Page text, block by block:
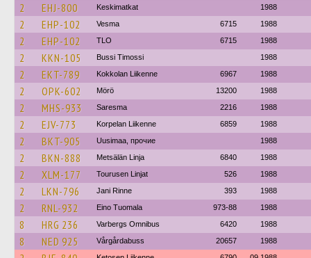
2 EHJ-800 Keskimatkat 1988
2 EHP-102 Vesma 6715 1988
2 EHP-102 TLO 6715 1988
2 KKN-105 Bussi Timossi 1988
2 EKT-789 Kokkolan Liikenne 6967 1988
2 OPK-602 Mörö 13200 1988
2 MHS-933 Saresma 2216 1988
2 EJV-773 Korpelan Liikenne 6859 1988
2 BKT-905 Uusimaa, прочие 1988
2 BKN-888 Metsälän Linja 6840 1988
2 XLM-177 Tourusen Linjat 526 1988
2 LKN-796 Jani Rinne 393 1988
2 RNL-932 Eino Tuomala 973-88 1988
8 HRG 236 Varbergs Omnibus 6420 1988
8 NED 925 Vårgårdabuss 20657 1988